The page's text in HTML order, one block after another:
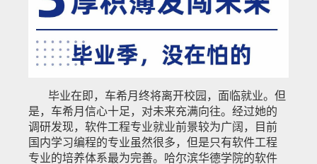
毕业在即，车希月终将离开校园，面临就业。但
是，车希月信心十足，对未来充满向往。经过她的
调研发现，软件工程专业就业前景较为广阔，目前
国内学习编程的专业虽然很多，但是只有软件工程
专业的培养体系最为完善。哈尔滨华德学院的软件